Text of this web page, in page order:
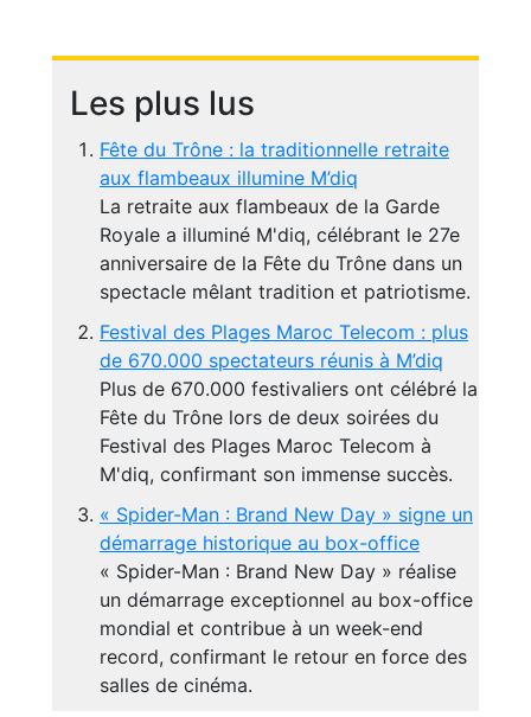
Les plus lus
Fête du Trône : la traditionnelle retraite
aux flambeaux illumine M’diq
La retraite aux flambeaux de la Garde
Royale a illuminé M'diq, célébrant le 27e
anniversaire de la Fête du Trône dans un
spectacle mêlant tradition et patriotisme.
Festival des Plages Maroc Telecom : plus
de 670.000 spectateurs réunis à M’diq
Plus de 670.000 festivaliers ont célébré la
Fête du Trône lors de deux soirées du
Festival des Plages Maroc Telecom à
M'diq, confirmant son immense succès.
« Spider-Man : Brand New Day » signe un
démarrage historique au box-office
« Spider-Man : Brand New Day » réalise
un démarrage exceptionnel au box-office
mondial et contribue à un week-end
record, confirmant le retour en force des
salles de cinéma.